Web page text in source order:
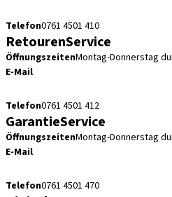
Telefon0761 4501 410
RetourenService
ÖffnungszeitenMontag-Donnerstag
E-Mail
Telefon0761 4501 412
GarantieService
ÖffnungszeitenMontag-Donnerstag
E-Mail
Telefon0761 4501 470